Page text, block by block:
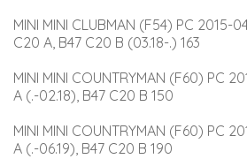
MINI MINI CLUBMAN (F54) PC 2015-
C20 A, B47 C20 B (03.18-.) 163
MINI MINI COUNTRYMAN (F60) PC
A (.-02.18), B47 C20 B 150
MINI MINI COUNTRYMAN (F60) PC
A (.-06.19), B47 C20 B 190